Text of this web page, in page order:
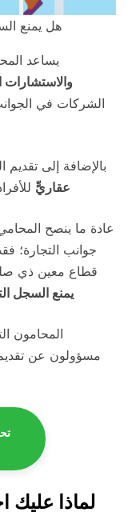
هل يمنع
يساعد
والاستشارات
الشركات في
بالإضافة إلى
عقاريٍّ
جوانب التجارة؛
قطاع معين ذي
يمنع السجل
المحامون
مسؤولون عن
لماذا عليك